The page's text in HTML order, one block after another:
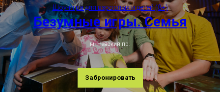
Шоу-игра для взрослых и детей (8+)
Безумные игры. Семья
м. Невский пр.
Забронировать